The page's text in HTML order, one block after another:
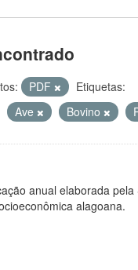
PDF
Etiquetas:
Ave Bovino
anual elaborada
alagoana.